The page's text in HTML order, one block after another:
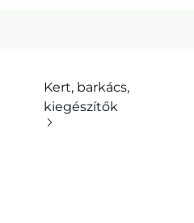
Kert, barkács,
kiegészítők